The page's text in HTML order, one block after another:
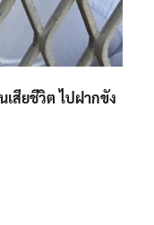
เสียชีวิต ไปฝากขัง